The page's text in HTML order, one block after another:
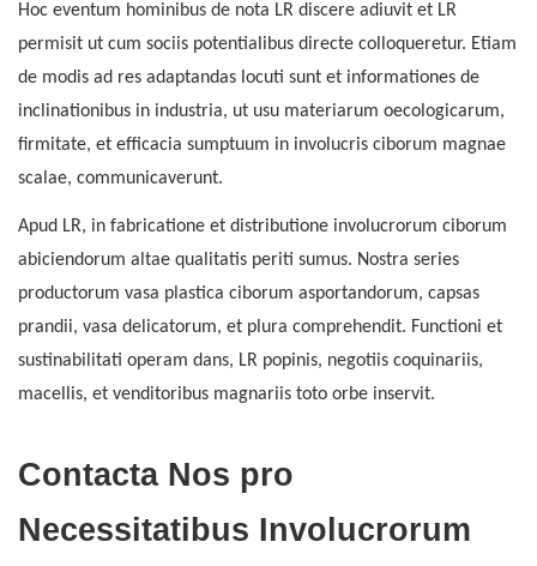
Hoc eventum hominibus de nota LR discere adiuvit et LR
permisit ut cum sociis potentialibus directe colloqueretur. Etiam
de modis ad res adaptandas locuti sunt et informationes de
inclinationibus in industria, ut usu materiarum oecologicarum,
firmitate, et efficacia sumptuum in involucris ciborum magnae
scalae, communicaverunt.
Apud LR, in fabricatione et distributione involucrorum ciborum
abiciendorum altae qualitatis periti sumus. Nostra series
productorum vasa plastica ciborum asportandorum, capsas
prandii, vasa delicatorum, et plura comprehendit. Functioni et
sustinabilitati operam dans, LR popinis, negotiis coquinariis,
macellis, et venditoribus magnariis toto orbe inservit.
Contacta Nos pro
Necessitatibus Involucrorum